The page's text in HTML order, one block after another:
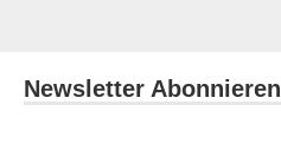
Newsletter Abonnieren